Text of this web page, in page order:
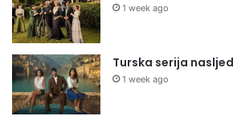
1 week ago
Turska serija
1 week ago